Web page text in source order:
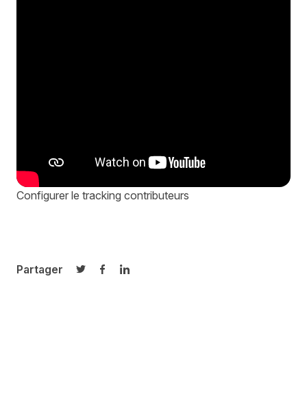
Configurer le tracking contributeurs
Partager
Partager sur Twitter
Partager sur Facebook
Partager sur LinkedIn